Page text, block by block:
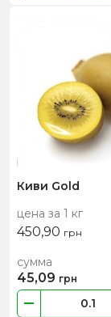
Киви Gold
цена за 1 кг
450,90 грн
сумма
45,09 грн